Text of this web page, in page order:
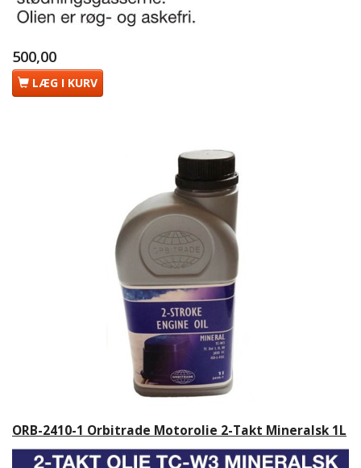
500,00
LÆG I KURV
ORB-2410-1 Orbitrade Motorolie 2-Takt Mineralsk 1L